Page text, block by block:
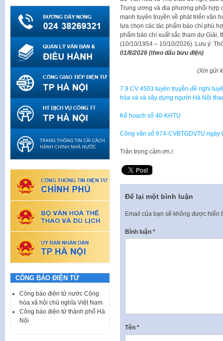
Trung ương và địa phương phối hợp
mạnh tuyên truyền về phát triển văn
lựa chọn các tác phẩm báo chí phù
phẩm báo chí xuất sắc tham dự Giải,
(10/10/1954 – 10/10/2026). Lưu ý:
01/8/2026 (theo dấu bưu điện)
(Xin gửi
7.9 CV 4503 tuyên truyền đề nghị
hóa và và xây dựng người Hà Nội
Kế hoạch số 40-KHTU
Công văn số 974-CVBTGDVTU
Trân trọng cảm ơn./.
Để lại một bình luận
Email của bạn sẽ không được hiển
Bình luận *
Tên *
CÔNG BÁO ĐIỆN TỬ
Công báo điện tử nước Cộng
hòa xã hội chủ nghĩa Việt Nam
Công báo điện tử thành phố Hà
Nội